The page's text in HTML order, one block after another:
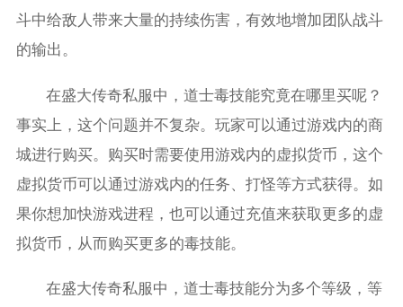
斗中给敌人带来大量的持续伤害，有效地增加团队战斗
的输出。
在盛大传奇私服中，道士毒技能究竟在哪里买呢？
事实上，这个问题并不复杂。玩家可以通过游戏内的商
城进行购买。购买时需要使用游戏内的虚拟货币，这个
虚拟货币可以通过游戏内的任务、打怪等方式获得。如
果你想加快游戏进程，也可以通过充值来获取更多的虚
拟货币，从而购买更多的毒技能。
在盛大传奇私服中，道士毒技能分为多个等级，等